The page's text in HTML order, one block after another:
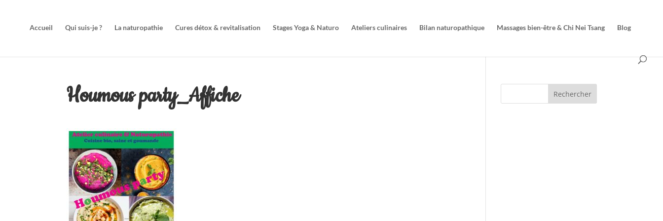
Accueil Qui suis-je ? La naturopathie Cures détox & revitalisation Stages Yoga & Naturo Ateliers culinaires Bilan naturopathique Massages bien-être & Chi Nei Tsang Blog
Houmous party_Affiche